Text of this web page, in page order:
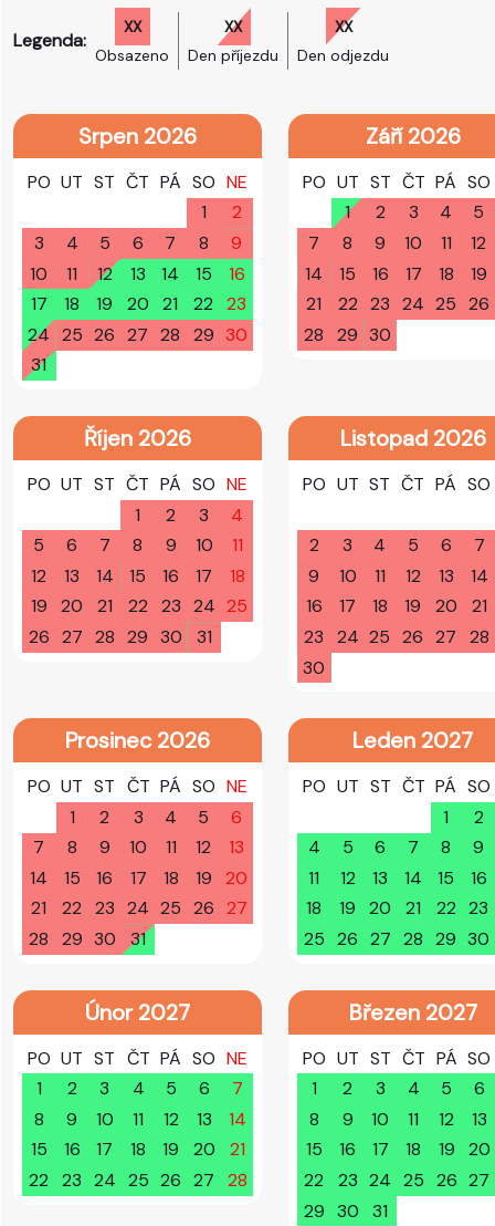
Legenda:
XX
Obsazeno
XX
Den příjezdu
XX
Den odjezdu
Srpen 2026
PO UT ST ČT PÁ SO NE
1
2
3
4 5 6 7 8
9
10
11 12 13 14 15
16
17
18 19 20 21 22
23
24 25 26 27 28 29 30
31
Září 2026
PO UT ST ČT PÁ SO
1
2 3 4
5
7
8 9 10 11
12
14
15 16 17 18
19
21
22 23 24 25 26
28
29 30
Říjen 2026
PO UT ST ČT PÁ SO NE
1
2 3
4
5
6 7 8 9 10
11
12
13 14 15 16 17
18
19
20 21 22 23 24 25
26 27 28 29 30 31
Listopad 2026
PO UT ST ČT PÁ SO
2 3 4 5 6
7
9
10 11 12 13
14
16
17 18 19 20
21
23
24 25 26 27
28
30
Prosinec 2026
PO UT ST ČT PÁ SO NE
1
2 3 4 5
6
7
8 9 10 11 12
13
14
15 16 17 18 19
20
21
22 23 24 25 26 27
28
29 30 31
Leden 2027
PO UT ST ČT PÁ SO
1
2
4
5 6 7 8
9
11
12 13 14 15
16
18
19 20 21 22 23
25 26 27 28 29 30
Únor 2027
PO UT ST ČT PÁ SO NE
1
2 3 4 5 6
7
8
9 10 11 12 13
14
15
16 17 18 19 20
21
22
23 24 25 26 27 28
Březen 2027
PO UT ST ČT PÁ SO
1
2 3 4 5
6
8
9 10 11 12
13
15
16 17 18 19
20
22
23 24 25 26 27
29 30 31